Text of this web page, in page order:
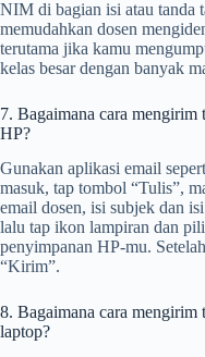
NIM di bagian isi atau tanda
memudahkan dosen
terutama jika kamu
kelas besar dengan banyak
7. Bagaimana cara mengirim
HP?
Gunakan aplikasi email
masuk, tap tombol “Tulis”,
email dosen, isi subjek dan
lalu tap ikon lampiran dan
penyimpanan HP-mu.
“Kirim”.
8. Bagaimana cara mengirim
laptop?